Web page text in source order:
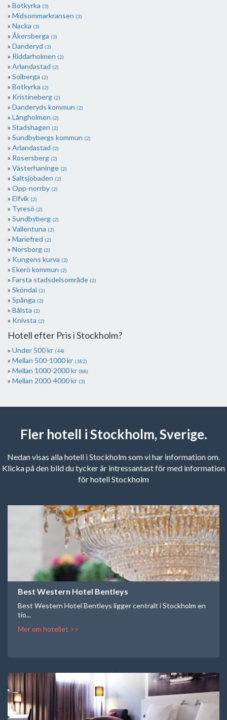
Botkyrka (3)
Midsommarkransen (3)
Nacka (3)
Åkersberga (3)
Danderyd (3)
Riddarholmen (2)
Arlandastad (2)
Solberga (2)
Botkyrka (2)
Kristineberg (2)
Danderyds kommun (2)
Långholmen (2)
Stadshagen (2)
Sundbybergs kommun (2)
Arlandastad (2)
Rosersberg (2)
Västerhaninge (2)
Saltsjöbaden (2)
Opp-norrby (2)
Elfvik (2)
Tyresö (2)
Sundbyberg (2)
Vallentuna (2)
Mariefred (2)
Norsborg (2)
Kungens kurva (2)
Ekerö kommun (2)
Farsta stadsdelsområde (2)
Sköndal (2)
Spånga (2)
Bålsta (2)
Knivsta (2)
Hotell efter Pris i Stockholm?
Under 500 kr (44)
Mellan 500-1000 kr (182)
Mellan 1000-2000 kr (88)
Mellan 2000-4000 kr (3)
Fler hotell i Stockholm, Sverige.
Nedan visas alla hotell i Stockholm som vi har information om.
Klicka på den bild du tycker är intressantast för med information
för hotell Stockholm
Best Western Hotel Bentleys
Best Western Hotel Bentleys ligger centralt i Stockholm en
tio...
Mer om hotellet >>